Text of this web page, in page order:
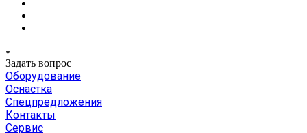
Задать вопрос
Оборудование
Оснастка
Спецпредложения
Контакты
Сервис